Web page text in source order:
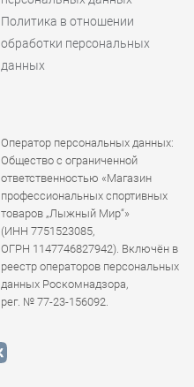
Политика в отношении
обработки персональных
данных
Оператор персональных данных:
Общество с ограниченной
ответственностью «Магазин
профессиональных спортивных
товаров „Лыжный Мир“»
(ИНН 7751523085,
ОГРН 1147746827942). Включён в
реестр операторов персональных
данных Роскомнадзора,
рег. № 77-23-156092.